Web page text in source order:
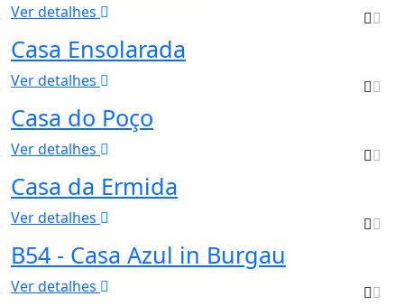
Ver detalhes
Casa Ensolarada
Ver detalhes
Casa do Poço
Ver detalhes
Casa da Ermida
Ver detalhes
B54 - Casa Azul in Burgau
Ver detalhes